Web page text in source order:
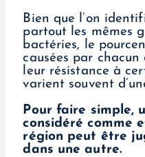
Bien que l’on
partout les mêmes
bactéries, le
causées par chacun
leur résistance à
varient souvent
Pour faire simple,
considéré comme
région peut être
dans une autre.